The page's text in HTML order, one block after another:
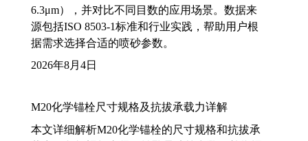
6.3μm），并对比不同目数的应用场景。数据来
源包括ISO 8503-1标准和行业实践，帮助用户根
据需求选择合适的喷砂参数。
2026年8月4日
M20化学锚栓尺寸规格及抗拔承载力详解
本文详细解析M20化学锚栓的尺寸规格和抗拔承